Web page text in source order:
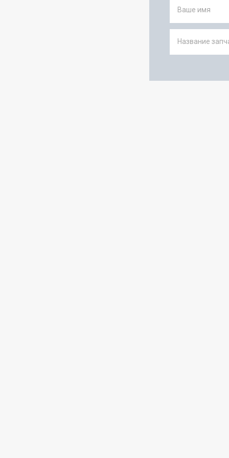
Ваше имя
Название